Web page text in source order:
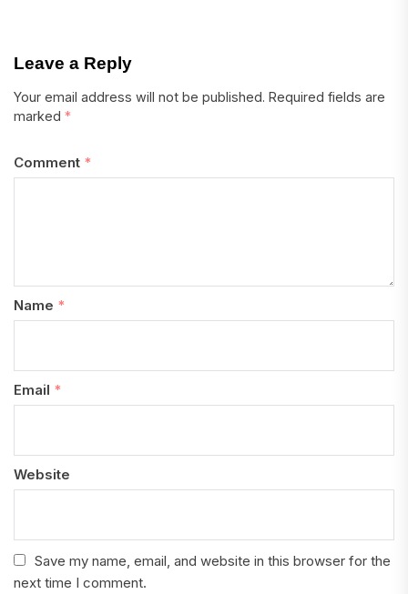
Leave a Reply
Your email address will not be published. Required fields are
marked *
Comment *
Name *
Email *
Website
Save my name, email, and website in this browser for the
next time I comment.